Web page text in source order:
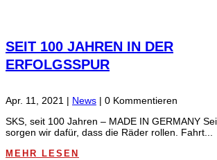
SEIT 100 JAHREN IN DER
ERFOLGSSPUR
Apr. 11, 2021 | News | 0 Kommentieren
SKS, seit 100 Jahren – MADE IN GERMANY
sorgen wir dafür, dass die Räder rollen. Fahrt...
MEHR LESEN